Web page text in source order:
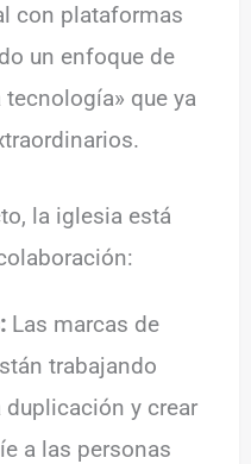
con plataformas
un enfoque de
que ya
la iglesia está
Las marcas de
trabajando
y crear
a las personas